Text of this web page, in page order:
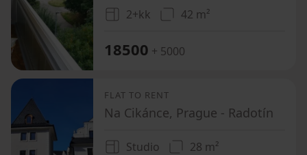
2+kk 42 m²
18500 + 5000
FLAT TO RENT
Na Cikánce, Prague - Radotín
Studio 28 m²